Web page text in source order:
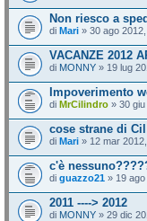
Non riesco a
di Mari » 30 ago
VACANZE 2012
di MONNY » 19 lug
Impoverimento
di MrCilindro » 30
cose strane di Cil
di Mari » 12 mar
c'è
di guazzo21 » 19
2011 ----> 2012
di MONNY » 29 dic